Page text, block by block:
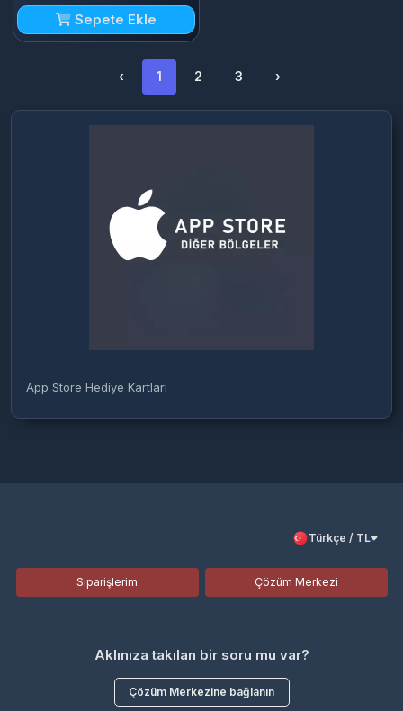
Sepete Ekle
‹ 1 2 3 ›
App Store Hediye Kartları
Türkçe / TL
Siparişlerim Çözüm Merkezi
Aklınıza takılan bir soru mu var?
Çözüm Merkezine bağlanın